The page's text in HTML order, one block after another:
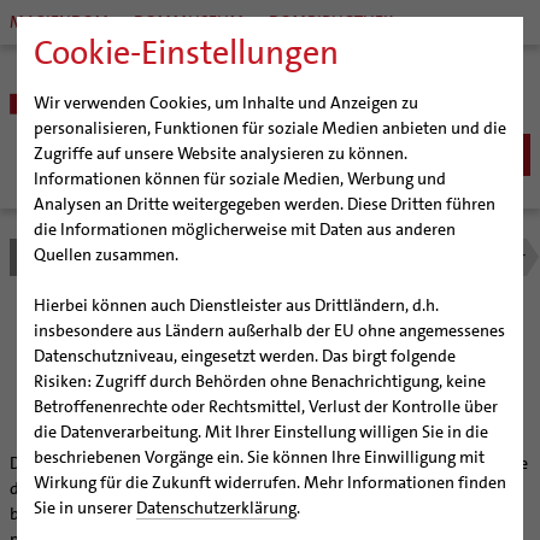
Cookie-Einstellungen
Wir verwenden Cookies, um Inhalte und Anzeigen zu
personalisieren, Funktionen für soziale Medien anbieten und die
Zugriffe auf unsere Website analysieren zu können.
Informationen können für soziale Medien, Werbung und
Analysen an Dritte weitergegeben werden. Diese Dritten führen
die Informationen möglicherweise mit Daten aus anderen
Quellen zusammen.
Hierbei können auch Dienstleister aus Drittländern, d.h.
insbesondere aus Ländern außerhalb der EU ohne angemessenes
Datenschutzniveau, eingesetzt werden. Das birgt folgende
Risiken: Zugriff durch Behörden ohne Benachrichtigung, keine
Betroffenenrechte oder Rechtsmittel, Verlust der Kontrolle über
die Datenverarbeitung. Mit Ihrer Einstellung willigen Sie in die
beschriebenen Vorgänge ein. Sie können Ihre Einwilligung mit
Wirkung für die Zukunft widerrufen. Mehr Informationen finden
Sie in unserer Datenschutzerklärung.
MARIENDOM DOMMUSEUM DOMBIBLIOTHEK
BISTUM
Bischöfe
Weihbischof Dr. Martin Marahrens
Bischof em. Norbert Trelle
Weihbischof em. Bongartz
Weihbischof em. Schwerdtfeger
Weihbischof em. Koitz
Bischof em. Dr. Wüstenberg
Generalvikariat
Gremien
Diözesangericht
Gemeindegremien
Pfarrgemeinden
Hildesheimer Dom
Virtueller Rundgang durch den Dom
Tausendjähriger Rosenstock
Die Hildesheimer Dommusik
Wallfahrten | Pilgern
Termine Wallfahrten und Pilgern
Jakobswege im Bistum Hildesheim
Veranstaltungen
Strategieprozess
Jugend
SEELSORGE
Katholisch werden
Wiedereintritt
Erwachsenenkatechumenat
Glaube leben
Glaubensveranstaltungen
Taufe
Fragen zur Taufe
Erwachsenentaufe
Taufsymbole
Erstkommunion
Firmung
Hochzeit
Katholisch heiraten
Lebensende
Bistum Hildesheim Arbeitnehmer
Katholische
Arbeitnehmerseelsorge
Die Menschen in der Arbeitswelt finden in der Arbeitsnehmerseelsorge
der Pfarrgemeinden und Einrichtungen des Bistums Hildesheim
besondere Beachtung. Sie werden begleitet in den beruflichen,